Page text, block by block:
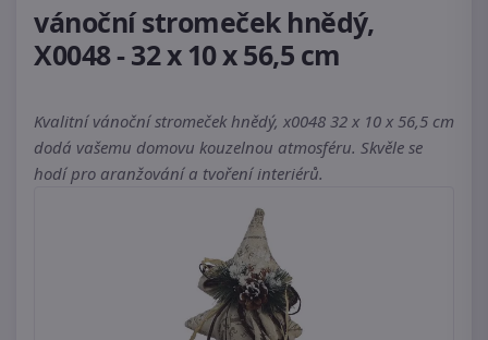
vánoční stromeček hnědý,
X0048 - 32 x 10 x 56,5 cm
Kvalitní vánoční stromeček hnědý, x0048 32 x 10 x 56,5 cm
dodá vašemu domovu kouzelnou atmosféru. Skvěle se
hodí pro aranžování a tvoření interiérů.